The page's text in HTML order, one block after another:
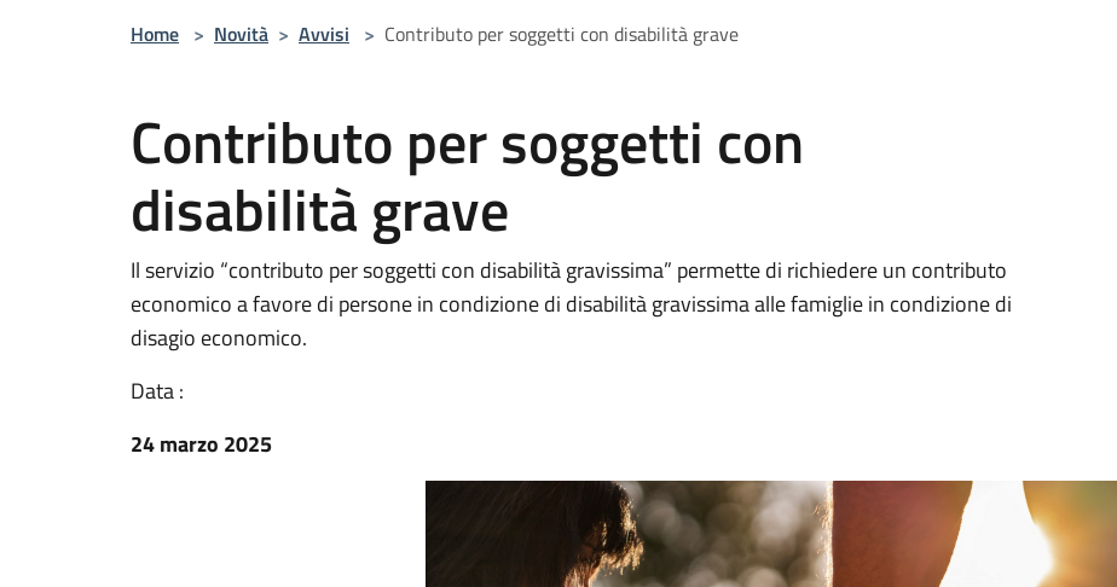
Home > Novità > Avvisi > Contributo per soggetti con disabilità grave
Contributo per soggetti con
disabilità grave
Il servizio “contributo per soggetti con disabilità gravissima” permette di richiedere un contributo
economico a favore di persone in condizione di disabilità gravissima alle famiglie in condizione di
disagio economico.
Data :
24 marzo 2025